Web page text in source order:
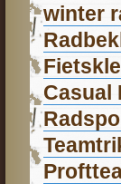
winter
Casual